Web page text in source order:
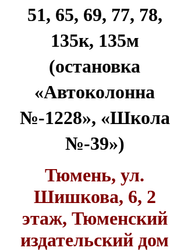
51, 65, 69, 77, 78,
135к, 135м
(остановка
«Автоколонна
№-1228», «Школа
№-39»)
Тюмень, ул.
Шишкова, 6, 2
этаж, Тюменский
издательский дом